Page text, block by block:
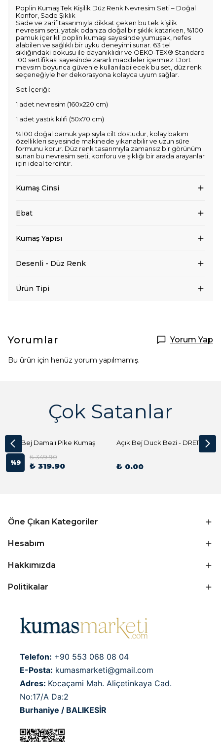
Poplin Kumaş Tek Kişilik Düz Renk Nevresim Seti – Doğal
Konfor, Sade Şıklık
Sade ve zarif tasarımıyla dikkat çeken bu tek kişilik
nevresim seti, yatak odanıza doğal bir şıklık katarken, %100
pamuk içerikli poplin kumaşı sayesinde yumuşak, nefes
alabilen ve sağlıklı bir uyku deneyimi sunar. 63 tel
sıklığındaki dokusu ile dayanıklıdır ve OEKO-TEX® Standard
100 sertifikası sayesinde zararlı maddeler içermez. Dört
mevsim boyunca güvenle kullanılabilecek bu set, düz renk
seçeneğiyle her dekorasyona kolayca uyum sağlar.
Set İçeriği:
1 adet nevresim (160x220 cm)
1 adet yastık kılıfı (50x70 cm)
%100 doğal pamuk yapısıyla cilt dostudur, kolay bakım
özellikleri sayesinde makinede yıkanabilir ve uzun süre
formunu korur. Düz renk tasarımıyla zamansız bir görünüm
sunan bu nevresim seti, konforu ve şıklığı bir arada arayanlar
için ideal tercihtir.
Kumaş Cinsi
Ebat
Kumaş Yapısı
Desenli - Düz Renk
Ürün Tipi
Yorumlar Yorum Yap
Bu ürün için henüz yorum yapılmamış.
Çok Satanlar
Açık Bej Damalı Pike Kumaş
%9
₺ 349.90
₺ 319.90
Açık Bej Duck Bezi - DRE1144 Kumaş Peçete
₺ 0.00
Öne Çıkan Kategoriler
Hesabım
Hakkımızda
Politikalar
Telefon: +90 553 068 08 04
E-Posta: kumasmarketi@gmail.com
Adres: Kocaçami Mah. Aliçetinkaya Cad.
No:17/A Da:2
Burhaniye / BALIKESİR